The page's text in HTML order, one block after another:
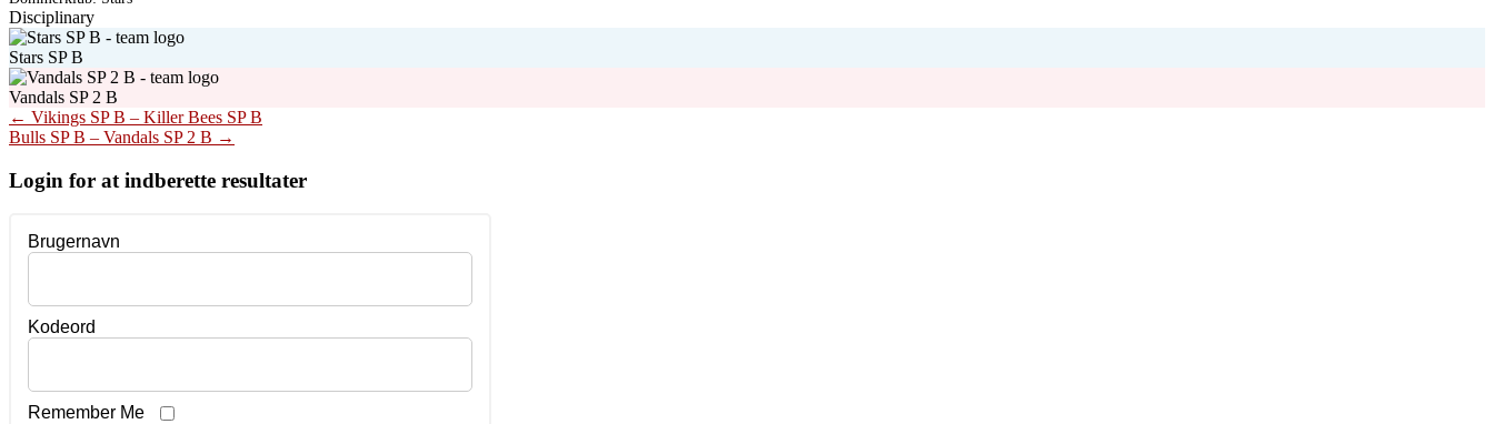
Disciplinary
Stars SP B
Vandals SP 2 B
Post
navigation
← Vikings SP B – Killer Bees SP B
Bulls SP B – Vandals SP 2 B →
Login for at indberette resultater
Brugernavn
Kodeord
Remember Me